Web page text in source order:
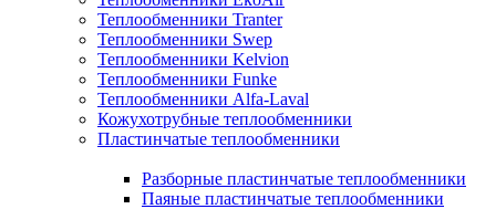
Теплообменники Tranter
Теплообменники Swep
Теплообменники Kelvion
Теплообменники Funke
Теплообменники Alfa-Laval
Кожухотрубные теплообменники
Пластинчатые теплообменники
Разборные пластинчатые теплообменники
Паяные пластинчатые теплообменники